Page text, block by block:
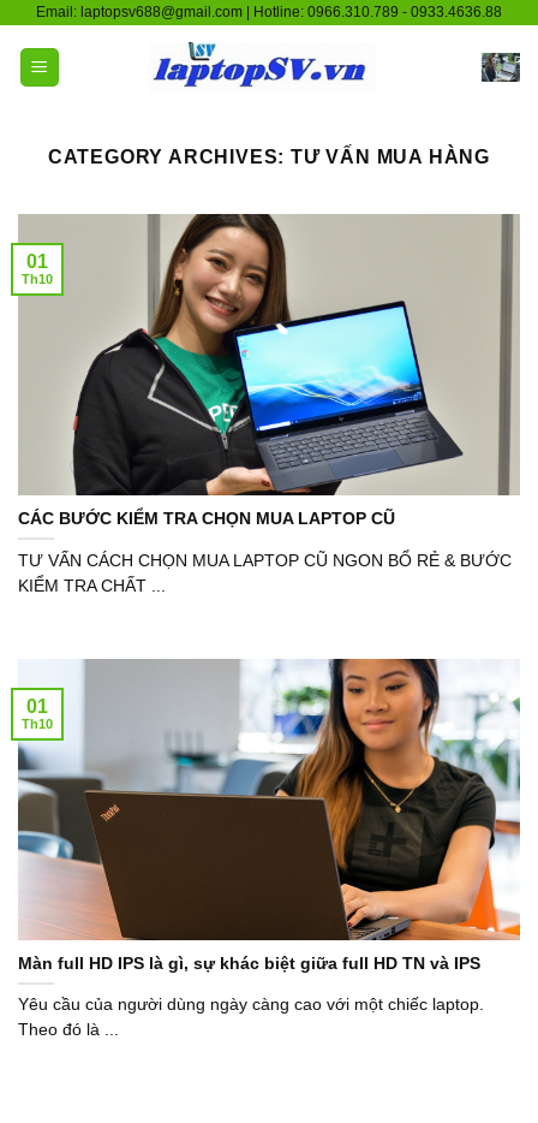
content
Email: laptopsv688@gmail.com | Hotline: 0966.310.789 - 0933.4636.88
CATEGORY ARCHIVES:TƯ VẤN MUA HÀNG
CÁC BƯỚC KIỂM TRA CHỌN MUA LAPTOP CŨ
TƯ VẤN CÁCH CHỌN MUA LAPTOP CŨ NGON BỔ RẺ & BƯỚC
KIỂM TRA CHẤT ...
01
Th10
Màn full HD IPS là gì, sự khác biệt giữa full HD TN và IPS
Yêu cầu của người dùng ngày càng cao với một chiếc laptop.
Theo đó là ...
01
Th10